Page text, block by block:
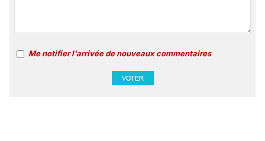
Me notifier l'arrivée de nouveaux commentaires